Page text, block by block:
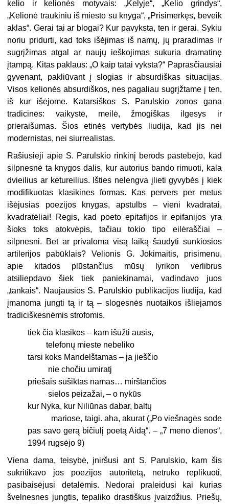
kelio ir kelionės motyvais: „Kelyje“, „Kelio grindys“,
„Kelionė traukiniu iš miesto su knyga“, „Prisimerkęs, beveik
aklas“. Gerai tai ar blogai? Kur pavyksta, ten ir gerai. Sykiu
noriu pridurti, kad toks išėjimas iš namų, jų praradimas ir
sugrįžimas atgal ar naujų ieškojimas sukuria dramatinę
įtampą. Kitas paklaus: „O kaip tatai vyksta?“ Paprasčiausiai
gyvenant, pakliūvant į slogias ir absurdiškas situacijas.
Visos kelionės absurdiškos, nes pagaliau sugrįžtame į ten,
iš kur išėjome. Katarsiškos S. Parulskio zonos gana
tradicinės: vaikystė, meilė, žmogiškas ilgesys ir
prieraišumas. Šios etinės vertybės liudija, kad jis nei
modernistas, nei siurrealistas.
Rašiusieji apie S. Parulskio rinkinį berods pastebėjo, kad
silpnesnė ta knygos dalis, kur autorius bando rimuoti, kala
dvieilius ar ketureilius. Išties nelengva įlieti gyvybės į kiek
modifikuotas klasikines formas. Kas pervers per metus
išėjusias poezijos knygas, apstulbs – vieni kvadratai,
kvadratėliai! Regis, kad poeto epitafijos ir epifanijos yra
šioks toks atokvėpis, tačiau tokio tipo eilėraš­čiai –
silpnesni. Bet ar privaloma visą laiką šaudyti sunkiosios
artilerijos pa­būklais? Velionis G. Jokimaitis, prisime­nu,
apie kitados plūstančius mūsų lyrikon verlibrus
atsiliepdavo šiek tiek pa­niekinamai, vadindavo juos
„tankais“. Naujausios S. Parulskio publikacijos liu­dija, kad
įmanoma jungti tą ir tą – slo­gesnės nuotaikos išliejamos
tradiciš­kesnėmis strofomis.
tiek čia klasikos – kam išūžti ausis,
telefonų mieste nebeliko
tarsi koks Mandelštamas – ja jieščio
nie chočiu umiratj
priešais sušiktas namas… mirštančios
sielos peizažai, – o nykūs
kur Nyka, kur Niliūnas dabar, baltų
mariose, taigi. aha, akurat („Po viešnagės sode
pas savo gerą bičiulį poetą Aidą“. – „7 meno dienos“,
1994 rugsėjo 9)
Viena dama, teisybė, įniršusi ant S. Pa­rulskio, kam šis
sukritikavo jos poezijos autoritetą, netruko replikuoti,
pasibaisėju­si detalėmis. Nedorai praleidusi kai kurias
švelnesnes jungtis, tepaliko drastiškus įvaizdžius. Priešų,